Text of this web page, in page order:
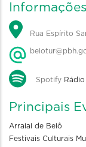
Rua Espírito
Spotify
Principais
Arraial de Belô
Festivais Culturais